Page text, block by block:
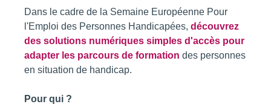
Dans le cadre de la Semaine Européenne Pour
l'Emploi des Personnes Handicapées, découvrez
des solutions numériques simples d'accès pour
adapter les parcours de formation des personnes
en situation de handicap.
Pour qui ?